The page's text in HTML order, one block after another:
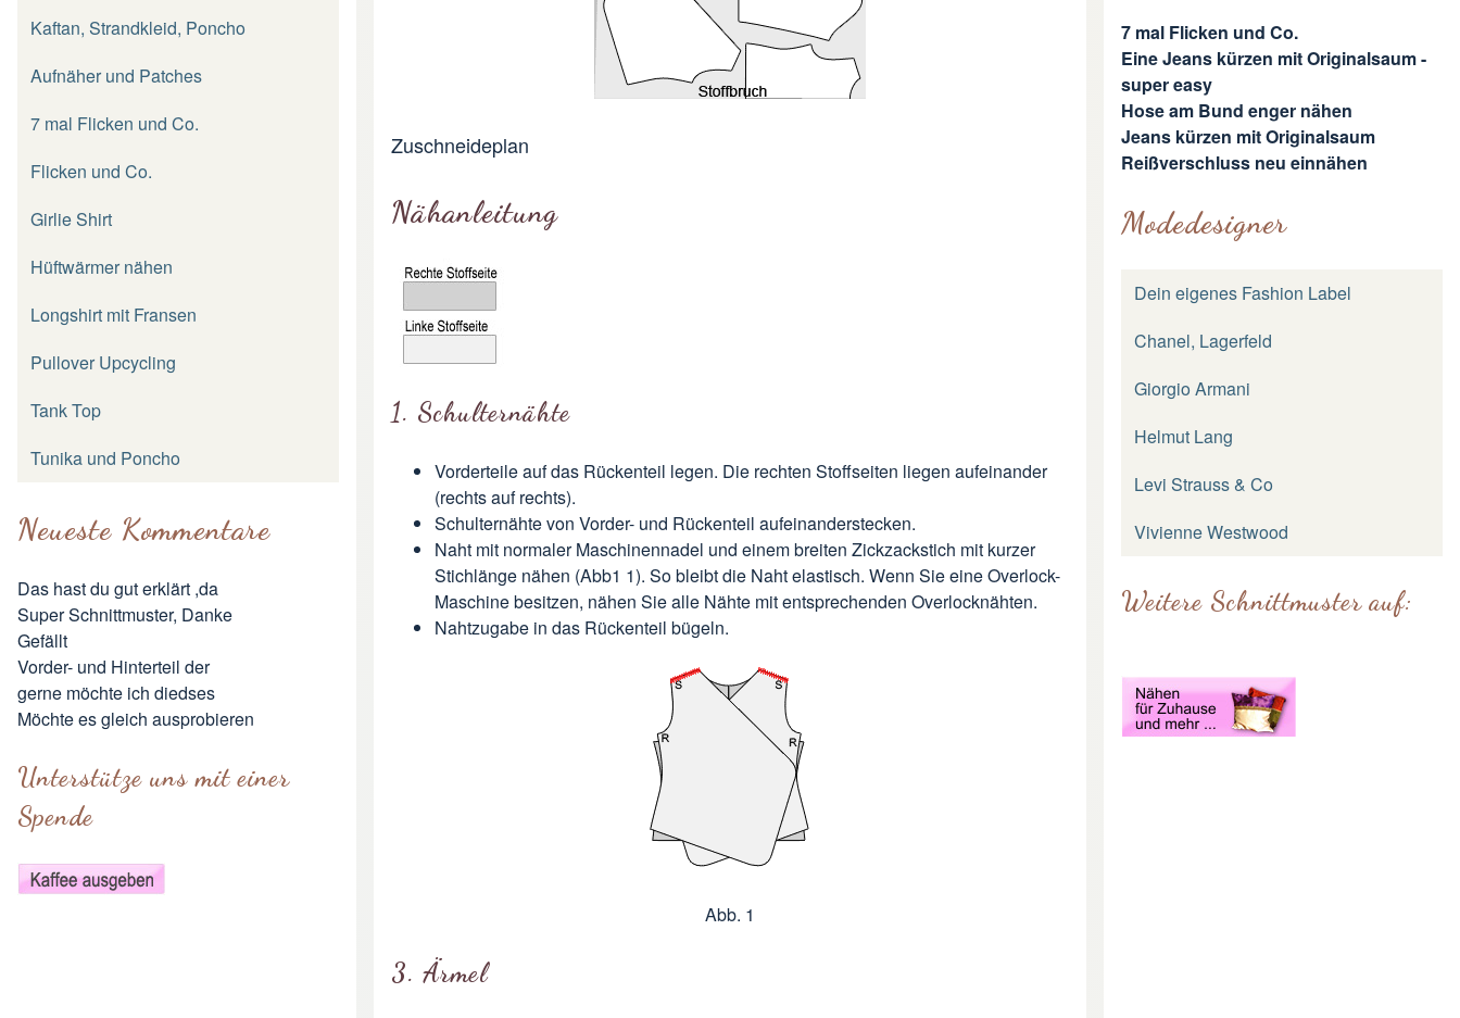
Kaftan, Strandkleid, Poncho
Aufnäher und Patches
7 mal Flicken und Co.
Flicken und Co.
Girlie Shirt
Hüftwärmer nähen
Longshirt mit Fransen
Pullover Upcycling
Tank Top
Tunika und Poncho
Neueste Kommentare
Das hast du gut erklärt ,da
Super Schnittmuster, Danke
Gefällt
Vorder- und Hinterteil der
gerne möchte ich diedses
Möchte es gleich ausprobieren
Unterstütze uns mit einer
Spende
Zuschneideplan
Nähanleitung
1. Schulternähte
Vorderteile auf das Rückenteil legen. Die rechten Stoffseiten liegen aufeinander
(rechts auf rechts).
Schulternähte von Vorder- und Rückenteil aufeinanderstecken.
Naht mit normaler Maschinennadel und einem breiten Zickzackstich mit kurzer
Stichlänge nähen (Abb1 1). So bleibt die Naht elastisch. Wenn Sie eine Overlock-
Maschine besitzen, nähen Sie alle Nähte mit entsprechenden Overlocknähten.
Nahtzugabe in das Rückenteil bügeln.
Abb. 1
3. Ärmel
7 mal Flicken und Co.
Eine Jeans kürzen mit Originalsaum -
super easy
Hose am Bund enger nähen
Jeans kürzen mit Originalsaum
Reißverschluss neu einnähen
Modedesigner
Dein eigenes Fashion Label
Chanel, Lagerfeld
Giorgio Armani
Helmut Lang
Levi Strauss & Co
Vivienne Westwood
Weitere Schnittmuster auf: